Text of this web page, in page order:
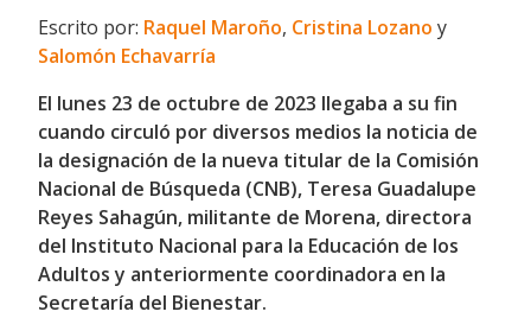
Escrito por: Raquel Maroño, Cristina Lozano y
Salomón Echavarría
El lunes 23 de octubre de 2023 llegaba a su fin
cuando circuló por diversos medios la noticia de
la designación de la nueva titular de la Comisión
Nacional de Búsqueda (CNB), Teresa Guadalupe
Reyes Sahagún, militante de Morena, directora
del Instituto Nacional para la Educación de los
Adultos y anteriormente coordinadora en la
Secretaría del Bienestar.